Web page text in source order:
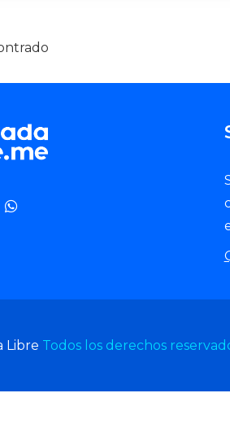
Libre Todos los derechos